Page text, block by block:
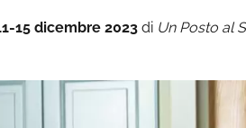
15 dicembre 2023 di Un Posto al